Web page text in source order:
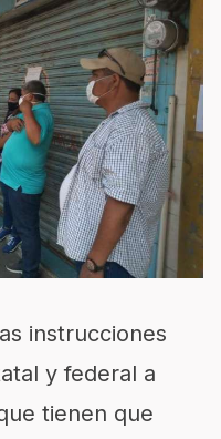
instrucciones
y federal a
tienen que